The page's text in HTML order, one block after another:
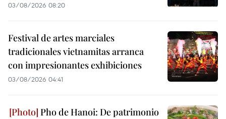
03/08/2026 08:20
Festival de artes marciales
tradicionales vietnamitas arranca
con impresionantes exhibiciones
03/08/2026 04:41
Pho de Hanoi: De patrimonio